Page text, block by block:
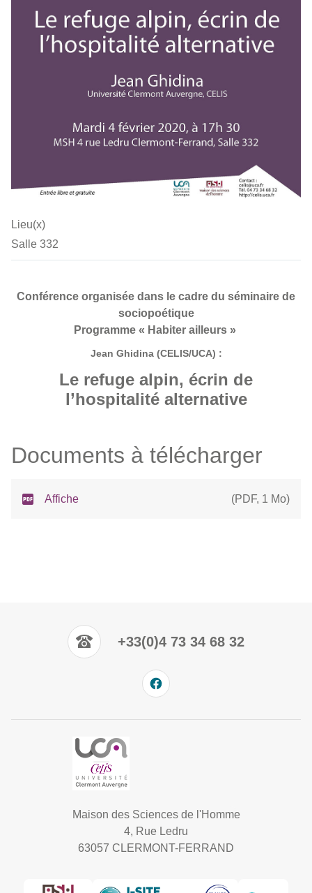
Lieu(x)
Salle 332
Conférence organisée dans le cadre du séminaire de
sociopoétique
Programme « Habiter ailleurs »
Jean Ghidina (CELIS/UCA) :
Le refuge alpin, écrin de
l’hospitalité alternative
Documents à télécharger
Affiche (PDF, 1 Mo)
+33(0)4 73 34 68 32
Maison des Sciences de l'Homme
4, Rue Ledru
63057 CLERMONT-FERRAND